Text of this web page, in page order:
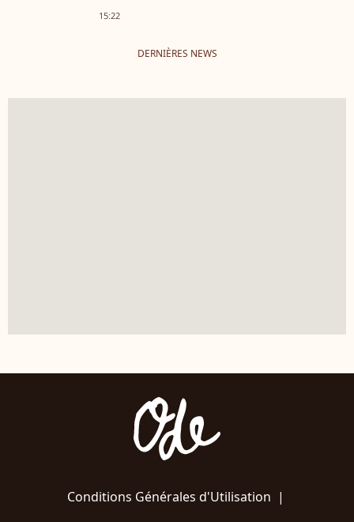
15:22
DERNIÈRES NEWS
Conditions Générales d'Utilisation |